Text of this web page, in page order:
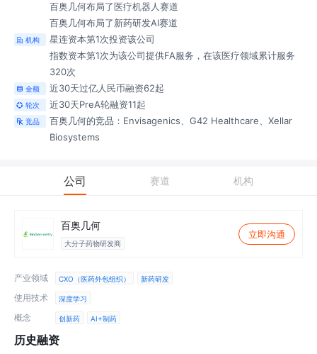
百奥几何布局了医疗机器人赛道
百奥几何布局了新药研发AI赛道
 机构
星连资本第1次投资该公司
指数资本第1次为该公司提供FA服务，在该医疗领域累计服务
320次
 金额 近30天过亿人民币融资62起
 轮次 近30天PreA轮融资11起
 竞品
百奥几何的竞品：Envisagenics、G42 Healthcare、Xellar
Biosystems
公司 赛道 机构
百奥几何
大分子药物研发商
立即沟通
产业领域 CXO（医药外包组织） 新药研发
使用技术 深度学习
概念 创新药 AI+制药
历史融资